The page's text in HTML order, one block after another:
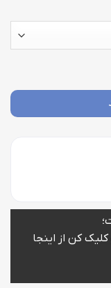
کن از اینجا